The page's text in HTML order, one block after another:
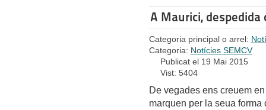
A Maurici, despedida
Categoria principal o arrel:
Categoria: Notícies SEMCV
Publicat el 19 Mai 2015
Vist: 5404
De vegades ens creuem
marquen per la seua